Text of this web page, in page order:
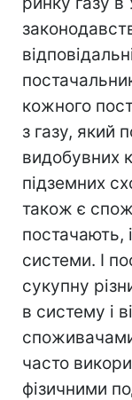
кожного
з газу, який
видобувних
підземних
також є
постачають,
системи. І
сукупну
в систему і
часто
фізичними